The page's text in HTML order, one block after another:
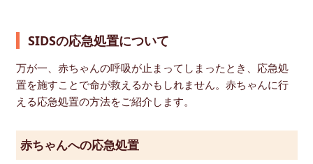
SIDSの応急処置について
万が一、赤ちゃんの呼吸が止まってしまったとき、応急処
置を施すことで命が救えるかもしれません。赤ちゃんに行
える応急処置の方法をご紹介します。
赤ちゃんへの応急処置